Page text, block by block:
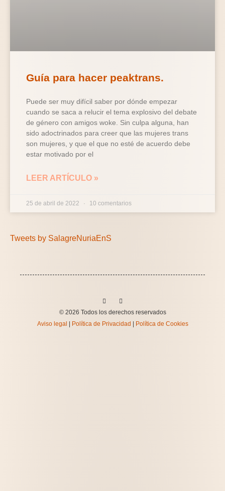
Guía para hacer peaktrans.
Puede ser muy difícil saber por dónde empezar
cuando se saca a relucir el tema explosivo del debate
de género con amigos woke. Sin culpa alguna, han
sido adoctrinados para creer que las mujeres trans
son mujeres, y que el que no esté de acuerdo debe
estar motivado por el
LEER ARTÍCULO »
25 de abril de 2022 10 comentarios
Tweets by SalagreNuriaEnS
© 2026 Todos los derechos reservados
Aviso legal | Política de Privacidad | Política de Cookies